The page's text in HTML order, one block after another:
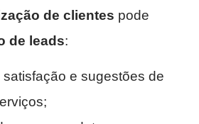
de clientes pode
de leads:
e sugestões de